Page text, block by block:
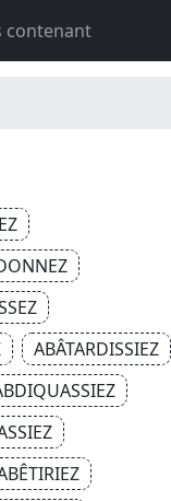
contenant
ABÂTARDISSIEZ